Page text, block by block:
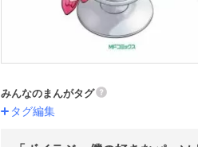
みんなのまんがタグ
タグ編集